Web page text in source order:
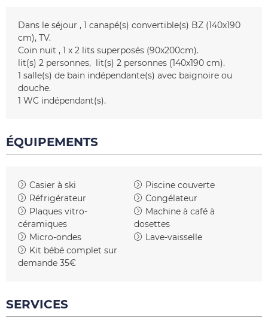
Dans le séjour 1 canapé(s) convertible(s) BZ (140x190
cm) TV
Coin nuit
1 x 2 lits superposés (90x200cm)
lit(s) 2 personnes
lit(s) 2 personnes (140x190 cm)
1 salle(s) de bain indépendante(s) avec baignoire ou
douche
1 WC indépendant(s)
ÉQUIPEMENTS
Casier à ski
Piscine couverte
Réfrigérateur
Congélateur
Plaques vitro-
céramiques
Machine à café à
dosettes
Micro-ondes
Lave-vaisselle
Kit bébé complet sur
demande 35€
SERVICES